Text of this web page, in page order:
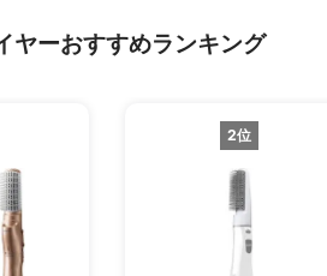
ヤーおすすめランキング
2位